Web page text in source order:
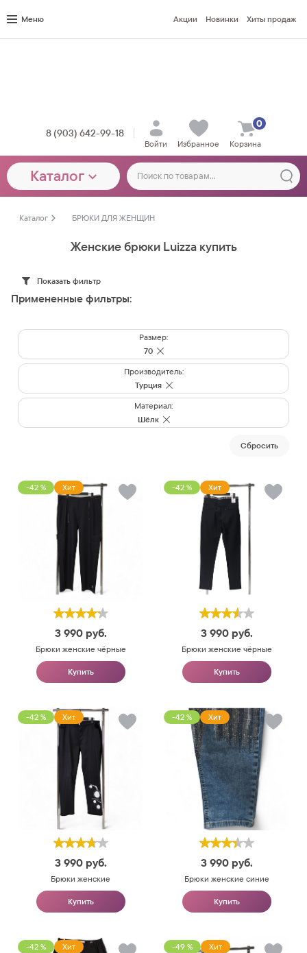
Меню Акции Новинки Хиты продаж
8 (903) 642-99-18
Войти Избранное Корзина
0
Каталог
Каталог БРЮКИ ДЛЯ ЖЕНЩИН
Женские брюки Luizza купить
Показать фильтр
Примененные фильтры:
Размер:
70
Производитель:
Турция
Материал:
Шёлк
Cбросить
-42 % Хит
3 990 руб.
Брюки женские чёрные
Купить
-42 % Хит
3 990 руб.
Брюки женские чёрные
Купить
-42 % Хит
3 990 руб.
Брюки женские
Купить
-42 % Хит
3 990 руб.
Брюки женские синие
Купить
-42 % Хит -49 % Хит